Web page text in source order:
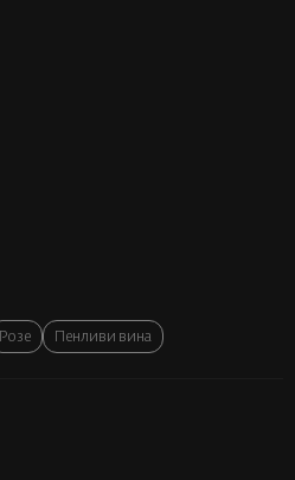
Розе Пенливи вина